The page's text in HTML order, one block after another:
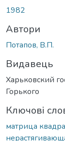
1982
Автори
Потапов, В.П.
Видавець
Харьковский
Горького
Ключові
матрица